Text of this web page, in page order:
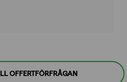
OFFERTFÖRFRÅGAN